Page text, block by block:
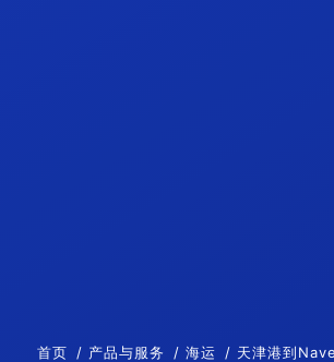
首页 产品与服务 海运 天津港到